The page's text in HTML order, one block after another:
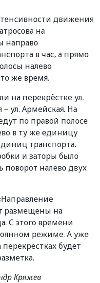
движения
на
направо
в час, а прямо
налево
же время.
на перекрёстке ул.
– ​ ул. Армейская. На
по правой полосе
в ту же единицу
транспорта.
и заторы было
налево двух
размещены на
С этого времени
режиме. А уже
будет
Кряжев